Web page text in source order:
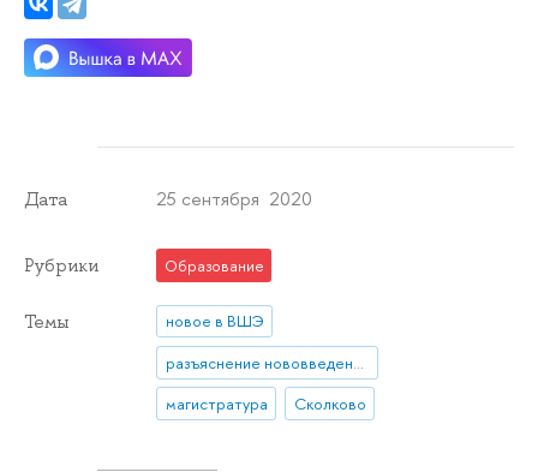
Дата 25 сентября 2020
Рубрики Образование
Темы
новое в ВШЭ
разъяснение нововведения
магистратура
Сколково